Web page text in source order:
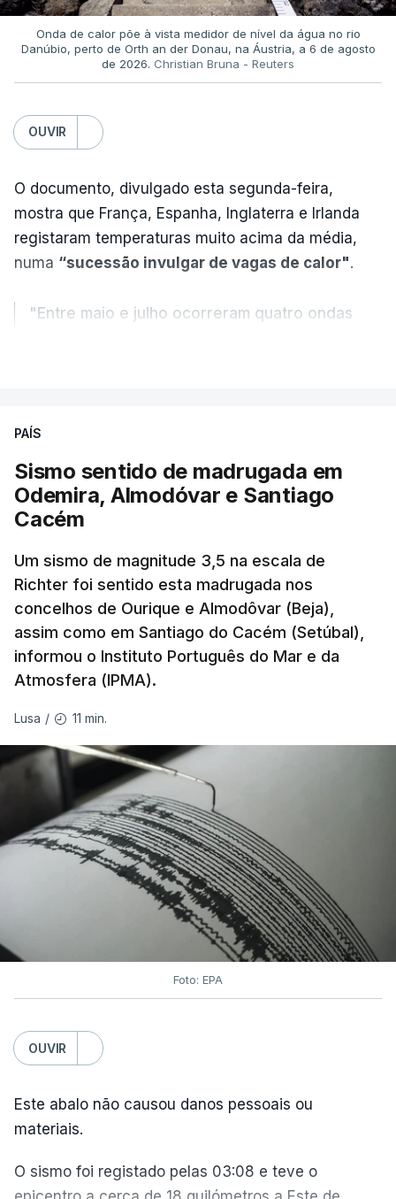
Onda de calor põe à vista medidor de nível da água no rio
Danúbio, perto de Orth an der Donau, na Áustria, a 6 de agosto
de 2026. Christian Bruna - Reuters
OUVIR
O documento, divulgado esta segunda-feira,
mostra que França, Espanha, Inglaterra e Irlanda
registaram temperaturas muito acima da média,
numa “sucessão invulgar de vagas de calor".
"Entre maio e julho ocorreram quatro ondas
temperaturas recorde, também a
ajudou
Pelo contrário, a precipitação manteve-semuito
perderam grande parte da humidade.
Houve também uma “diminuição significativa de
caudais de rios, incluindo rios como o Sena, o
Reno e o Danúbio” que teveimpacto no
abastecimento de água
de energia em vários países.
De acordo com o Serviço de Mudanças Climáticas
Copernicus
, implementado pelo Centro Europeu de
Previsões Meteorológicas de Médio Prazo,
também registou a maior temperatura da
superfície do marde sempre, neste mês, nos
oceanos extrapolares.
Aliás, em toda a Europa os recordes ao longo do
Atlântico e do Mediterrâneo ocidental foram
ondas de calor marinhas fortes ou
Em julho, a temperatura da superfície do mar
estabelecido em julho de 2023, com 20,89°C.
Este recorde é enquadrado pelos cientistas do
PAÍS
Sismo sentido de madrugada em
Odemira, Almodóvar e Santiago
Cacém
Um sismo de magnitude 3,5 na escala de
Richter foi sentido esta madrugada nos
concelhos de Ourique e Almodôvar (Beja),
assim como em Santiago do Cacém (Setúbal),
informou o Instituto Português do Mar e da
Atmosfera (IPMA).
Lusa / 11 min.
Foto: EPA
OUVIR
Este abalo não causou danos pessoais ou
materiais.
O sismo foi registado pelas 03:08 e teve o